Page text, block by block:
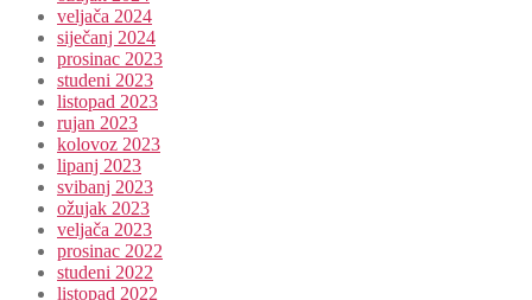
veljača 2024
siječanj 2024
prosinac 2023
studeni 2023
listopad 2023
rujan 2023
kolovoz 2023
lipanj 2023
svibanj 2023
ožujak 2023
veljača 2023
prosinac 2022
studeni 2022
listopad 2022